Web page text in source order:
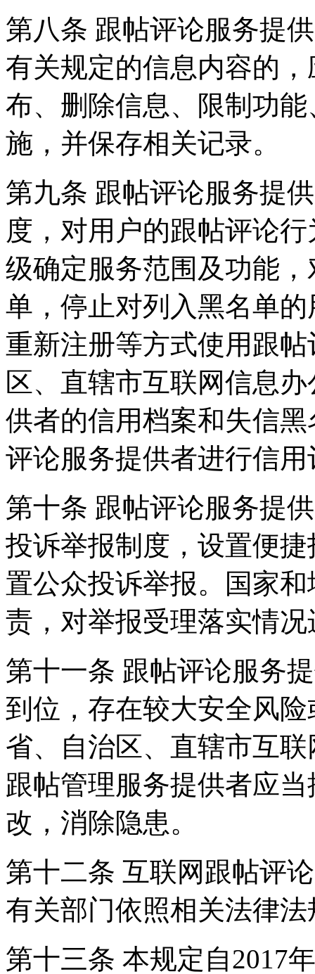
第八条 跟帖评论服务提
有关规定的信息内容的
布、删除信息、限制功
施，并保存相关记录。
第九条 跟帖评论服务提
度，对用户的跟帖评论
级确定服务范围及功能
单，停止对列入黑名单
重新注册等方式使用跟
区、直辖市互联网信息
供者的信用档案和失信
评论服务提供者进行信用
第十条 跟帖评论服务提
投诉举报制度，设置便
置公众投诉举报。国家
责，对举报受理落实情
第十一条 跟帖评论服务
到位，存在较大安全风
省、自治区、直辖市互
跟帖管理服务提供者应
改，消除隐患。
第十二条 互联网跟帖评
有关部门依照相关法律
第十三条 本规定自2017